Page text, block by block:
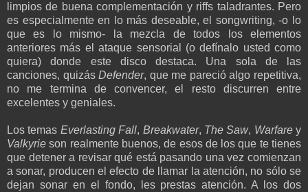
limpios de buena complementación y riffs taladrantes. Pero
es especialmente en lo más deseable, el songwriting, -o lo
que es lo mismo- la mezcla de todos los elementos
anteriores más el ataque sensorial (o defínalo usted como
quiera) donde este disco destaca. Una sola de las
canciones, quizásDefender, que me pareció algo repetitiva,
no me termina de convencer, el resto discurren entre
excelentes y geniales.
Los temas Everlasting Fall, Breakwater, The Saw, Warfarey
Valkyrie son realmente buenos, de esos de los que te tienes
que detener a revisar qué está pasando una vez comienzan
a sonar, producen el efecto de llamar la atención, no sólo se
dejan sonar en el fondo, les prestas atención. A los dos